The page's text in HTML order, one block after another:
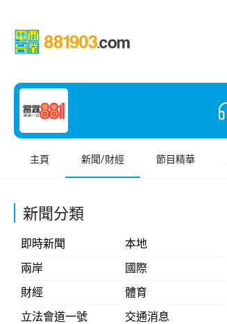
主頁 新聞/財經 節目精華
新聞分類
即時新聞
本地
兩岸
國際
財經
體育
立法會道一號
交通消息